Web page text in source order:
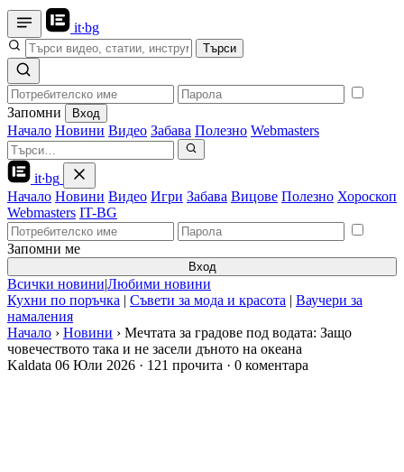
it·bg
Търси
Запомни Вход
Начало Новини Видео Забава Полезно Webmasters
it·bg
Начало Новини Видео Игри Забава Вицове Полезно Хороскоп
Webmasters IT-BG
Запомни ме
Вход
Всички новини|Любими новини
Кухни по поръчка | Съвети за мода и красота | Ваучери за
намаления
Начало › Новини › Мечтата за градове под водата: Защо
човечеството така и не засели дъното на океана
Kaldata 06 Юли 2026 · 121 прочита · 0 коментара